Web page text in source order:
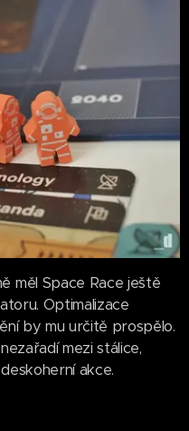
měl Space Race ještě
Optimalizace
by mu určitě prospělo.
mezi stálice,
akce.